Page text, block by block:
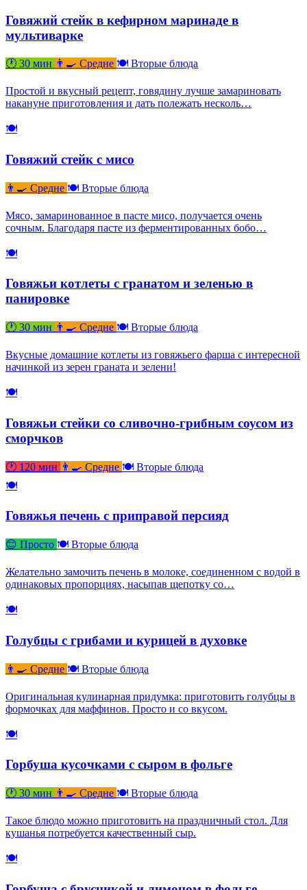
Говяжий стейк в кефирном маринаде в
мультиварке
🕐 30 мин 👨‍🍳 Средне 🍽 Вторые блюда
Простой и вкусный рецепт, говядину лучше замариновать
накануне приготовления и дать полежать несколь…
🍽
Говяжий стейк с мисо
👨‍🍳 Средне 🍽 Вторые блюда
Мясо, замаринованное в пасте мисо, получается очень
сочным. Благодаря пасте из ферментированных бобо…
🍽
Говяжьи котлеты с гранатом и зеленью в
панировке
🕐 30 мин 👨‍🍳 Средне 🍽 Вторые блюда
Вкусные домашние котлеты из говяжьего фарша с интересной
начинкой из зерен граната и зелени!
🍽
Говяжьи стейки со сливочно-грибным соусом из
сморчков
🕐 120 мин 👨‍🍳 Средне 🍽 Вторые блюда
🍽
Говяжья печень с приправой персияд
😊 Просто 🍽 Вторые блюда
Желательно замочить печень в молоке, соединенном с водой в
одинаковых пропорциях, насыпав щепотку со…
🍽
Голубцы с грибами и курицей в духовке
👨‍🍳 Средне 🍽 Вторые блюда
Оригинальная кулинарная придумка: приготовить голубцы в
формочках для маффинов. Просто и со вкусом.
🍽
Горбуша кусочками с сыром в фольге
🕐 30 мин 👨‍🍳 Средне 🍽 Вторые блюда
Такое блюдо можно приготовить на праздничный стол. Для
кушанья потребуется качественный сыр.
🍽